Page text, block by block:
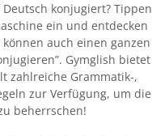
konjugiert? Tippen
ein und entdecken
auch einen ganzen
Gymglish bietet
zahlreiche Grammatik-,
zur Verfügung, um die
beherrschen!